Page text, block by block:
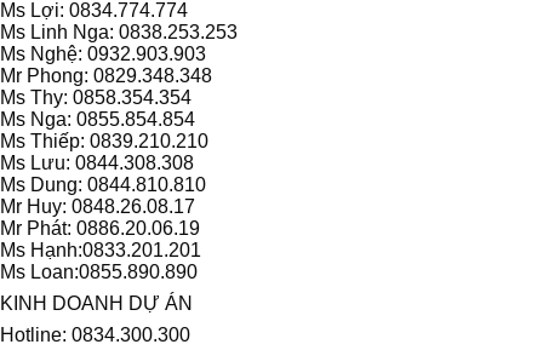
Ms Lợi: 0834.774.774
Ms Linh Nga: 0838.253.253
Ms Nghệ: 0932.903.903
Mr Phong: 0829.348.348
Ms Thy: 0858.354.354
Ms Nga: 0855.854.854
Ms Thiếp: 0839.210.210
Ms Lưu: 0844.308.308
Ms Dung: 0844.810.810
Mr Huy: 0848.26.08.17
Mr Phát: 0886.20.06.19
Ms Hạnh:0833.201.201
Ms Loan:0855.890.890
KINH DOANH DỰ ÁN
Hotline: 0834.300.300